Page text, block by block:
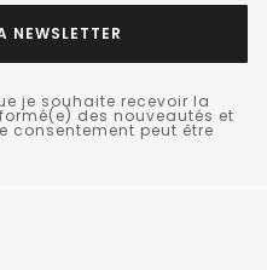
NEWSLETTER
je souhaite recevoir la
des nouveautés et
consentement peut être